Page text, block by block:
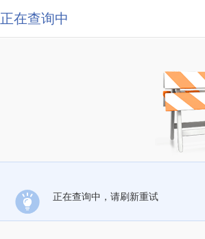
正在查询中
正在查询中，请刷新重试